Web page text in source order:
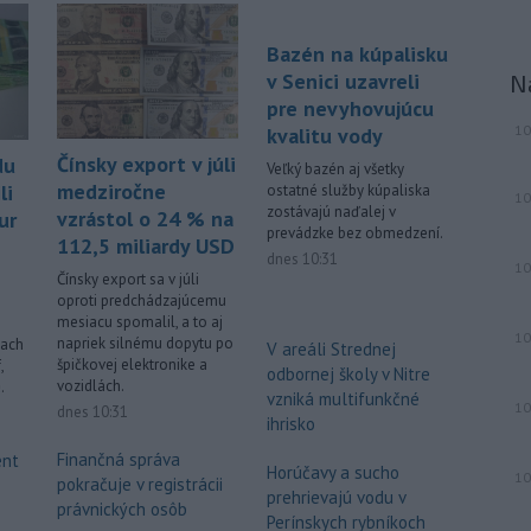
Čínsky export v júli
medziročne
vzrástol o 24 % na
112,5 miliardy USD
Čínsky export sa v júli
oproti predchádzajúcemu
mesiacu spomalil, a to aj
napriek silnému dopytu po
špičkovej elektronike a
vozidlách.
dnes 10:31
Finančná správa
pokračuje v registrácii
právnických osôb
Bazén na kúpalisku
v Senici uzavreli
pre nevyhovujúcu
kvalitu vody
Veľký bazén aj všetky
ostatné služby kúpaliska
zostávajú naďalej v
prevádzke bez obmedzení.
dnes 10:31
V areáli Strednej
odbornej školy v Nitre
vzniká multifunkčné
ihrisko
Horúčavy a sucho
prehrievajú vodu v
Perínskych rybníkoch